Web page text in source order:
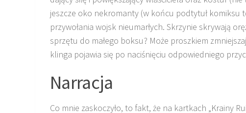
jeszcze oko nekromanty (w końcu podtytuł komiksu
przywołania wojsk nieumarłych. Skrzynie skrywają
sprzętu do małego boksu? Może proszkiem
klinga pojawia się po naciśnięciu odpowiedniego
Narracja
Co mnie zaskoczyło, to fakt, że na kartkach „Krainy